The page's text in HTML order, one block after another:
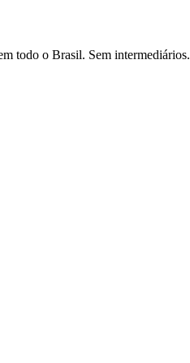
todo o Brasil. Sem intermediários.